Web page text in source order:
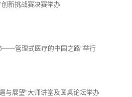
新挑战赛决赛举办
管理式医疗的中国之路”举行
与展望”大师讲堂及圆桌论坛举办